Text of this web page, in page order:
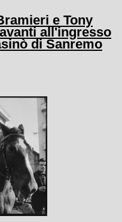
e Tony
all'ingresso
di Sanremo